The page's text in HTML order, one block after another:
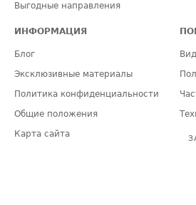
Выгодные направления
ИНФОРМАЦИЯ
Блог
Эксклюзивные материалы
Политика конфиденциальности
Общие положения
Карта сайта